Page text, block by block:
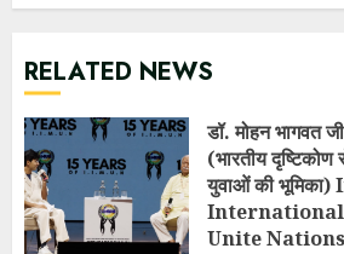
RELATED NEWS
डॉ. मोहन भागवत
(भारतीय
युवाओं की भूमिका)
Unite